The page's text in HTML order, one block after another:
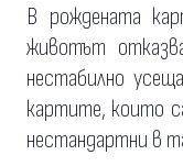
В рождената
животът
нестабилно
картите, които
нестандартни в